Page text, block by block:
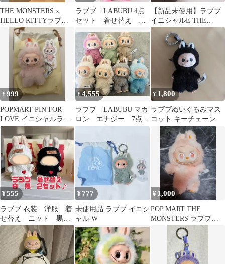
THE MONSTERS x
HELLO KITTYラブブ
Labubu
ラブブ LABUBU 4点
セット 着せ替え ピ
ンク 17cm ぬいぐる
み ぬい服
【新品未使用】ラブブ
イニシャルE THE
MONSTERS
¥999
POPMART PIN FOR
LOVE イニシャルラブ
ブ 【 G 】
¥4,555
ラブブ LABUBU マカ
ロン エナジー 7点セ
ット 正規品
¥ 1,800
ラブブぬいぐるみマス
コット キーチェーン
¥555
ラブブ 衣装 洋服 着
せ替え ニット 黒
白 2セット
¥ 777
未使用品 ラブブ イニシ
ャル W
¥ 1,000
POP MART THE
MONSTERS ラブブぬ
いぐるみ